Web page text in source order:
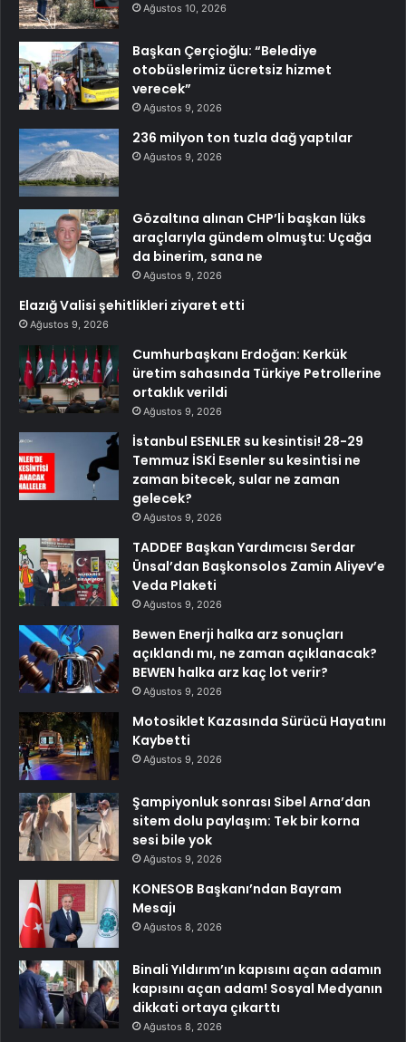
Ağustos 10, 2026
Başkan Çerçioğlu: “Belediye
otobüslerimiz ücretsiz hizmet
verecek”
Ağustos 9, 2026
236 milyon ton tuzla dağ yaptılar
Ağustos 9, 2026
Gözaltına alınan CHP’li başkan lüks
araçlarıyla gündem olmuştu: Uçağa
da binerim, sana ne
Ağustos 9, 2026
Elazığ Valisi şehitlikleri ziyaret etti
Ağustos 9, 2026
Cumhurbaşkanı Erdoğan: Kerkük
üretim sahasında Türkiye Petrollerine
ortaklık verildi
Ağustos 9, 2026
İstanbul ESENLER su kesintisi! 28-29
Temmuz İSKİ Esenler su kesintisi ne
zaman bitecek, sular ne zaman
gelecek?
Ağustos 9, 2026
TADDEF Başkan Yardımcısı Serdar
Ünsal’dan Başkonsolos Zamin Aliyev’e
Veda Plaketi
Ağustos 9, 2026
Bewen Enerji halka arz sonuçları
açıklandı mı, ne zaman açıklanacak?
BEWEN halka arz kaç lot verir?
Ağustos 9, 2026
Motosiklet Kazasında Sürücü Hayatını
Kaybetti
Ağustos 9, 2026
Şampiyonluk sonrası Sibel Arna’dan
sitem dolu paylaşım: Tek bir korna
sesi bile yok
Ağustos 9, 2026
KONESOB Başkanı’ndan Bayram
Mesajı
Ağustos 8, 2026
Binali Yıldırım’ın kapısını açan adamın
kapısını açan adam! Sosyal Medyanın
dikkati ortaya çıkarttı
Ağustos 8, 2026